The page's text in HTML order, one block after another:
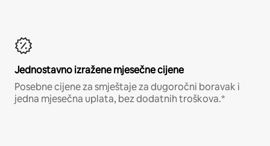
Jednostavno izražene mjesečne cijene
Posebne cijene za smještaje za dugoročni boravak i
jedna mjesečna uplata, bez dodatnih troškova.*